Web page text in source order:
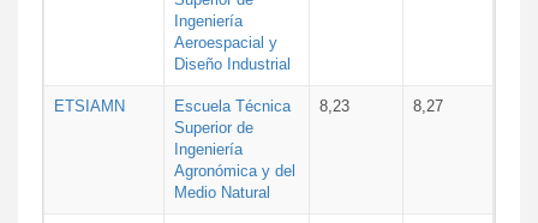
Ingeniería
Aeroespacial y
Diseño Industrial
ETSIAMN
Escuela Técnica
Superior de
Ingeniería
Agronómica y del
Medio Natural
8,23 8,27